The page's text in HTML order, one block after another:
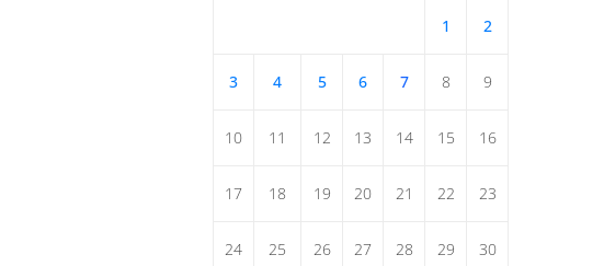
1 2
3 4 5 6 7 8 9
10 11 12 13 14 15 16
17 18 19 20 21 22 23
24 25 26 27 28 29 30